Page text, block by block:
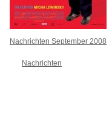
Nachrichten September 2008
Nachrichten